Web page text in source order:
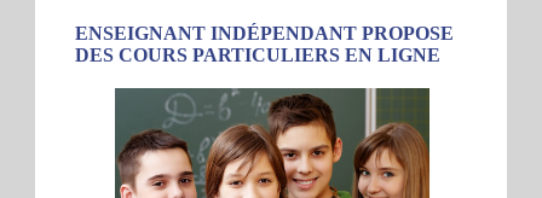
ENSEIGNANT INDÉPENDANT PROPOSE
DES COURS PARTICULIERS EN LIGNE